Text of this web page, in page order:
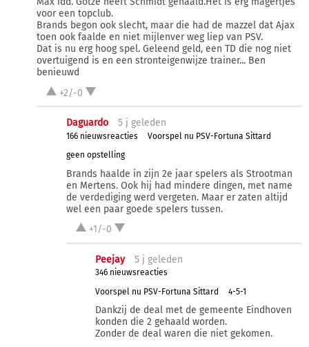
voor een topclub.
Brands begon ook slecht, maar die had de mazzel dat Ajax
toen ook faalde en niet mijlenver weg liep van PSV.
Dat is nu erg hoog spel. Geleend geld, een TD die nog niet
overtuigend is en een stronteigenwijze trainer... Ben
benieuwd
+2/-0
Daguardo 5 j geleden
166 nieuwsreacties
Voorspel nu PSV-Fortuna Sittard
geen opstelling
Brands haalde in zijn 2e jaar spelers als Strootman
en Mertens. Ook hij had mindere dingen, met name
de verdediging werd vergeten. Maar er zaten altijd
wel een paar goede spelers tussen.
+1/-0
Peejay 5 j geleden
346 nieuwsreacties
Voorspel nu PSV-Fortuna Sittard
4-5-1
Dankzij de deal met de gemeente Eindhoven
konden die 2 gehaald worden.
Zonder de deal waren die niet gekomen.